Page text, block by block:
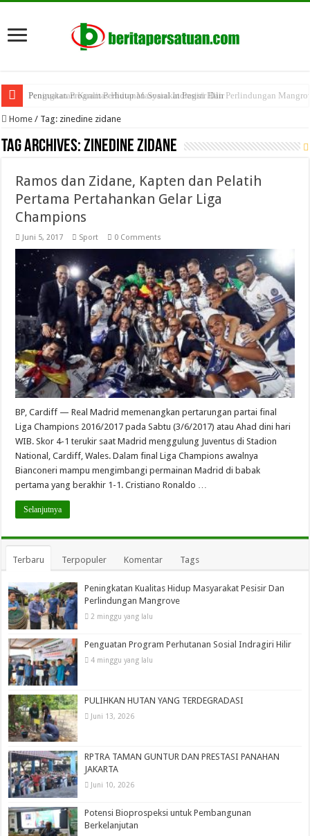
Peningkatan Kualitas Hidup Masyarakat Pesisir Dan Perlindungan
Penguatan Program Perhutanan Sosial Indragiri Hilir
Home / Tag: zinedine zidane
Tag Archives:zinedine zidane
Ramos dan Zidane, Kapten dan Pelatih
Pertama Pertahankan Gelar Liga
Champions
Juni 5, 2017 Sport 0 Comments
BP, Cardiff — Real Madrid memenangkan pertarungan partai final
Liga Champions 2016/2017 pada Sabtu (3/6/2017) atau Ahad dini hari
WIB. Skor 4-1 terukir saat Madrid menggulung Juventus di Stadion
National, Cardiff, Wales. Dalam final Liga Champions awalnya
Bianconeri mampu mengimbangi permainan Madrid di babak
pertama yang berakhir 1-1. Cristiano Ronaldo …
Selanjutnya
Terbaru Terpopuler Komentar Tags
Peningkatan Kualitas Hidup Masyarakat Pesisir Dan
Perlindungan Mangrove
2 minggu yang lalu
Penguatan Program Perhutanan Sosial Indragiri Hilir
4 minggu yang lalu
PULIHKAN HUTAN YANG TERDEGRADASI
Juni 13, 2026
RPTRA TAMAN GUNTUR DAN PRESTASI PANAHAN
JAKARTA
Juni 10, 2026
Potensi Bioprospeksi untuk Pembangunan
Berkelanjutan